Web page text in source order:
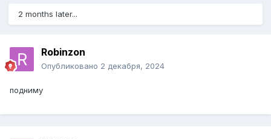
2 months later...
Robinzon
Опубликовано 2 декабря, 2024
подниму